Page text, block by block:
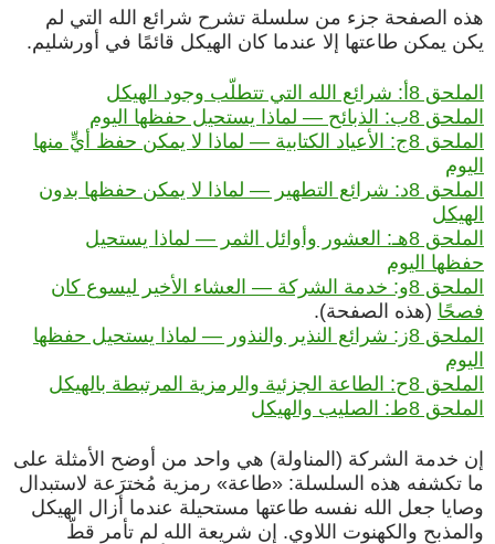
هذه الصفحة جزء من سلسلة تشرح شرائع الله التي لم
يكن يمكن طاعتها إلا عندما كان الهيكل قائمًا في أورشليم.
الملحق 8أ: شرائع الله التي تتطلّب وجود الهيكل
الملحق 8ب: الذبائح — لماذا يستحيل حفظها اليوم
الملحق 8ج: الأعياد الكتابية — لماذا لا يمكن حفظ أيٍّ منها
اليوم
الملحق 8د: شرائع التطهير — لماذا لا يمكن حفظها بدون
الهيكل
الملحق 8هـ: العشور وأوائل الثمر — لماذا يستحيل
حفظها اليوم
الملحق 8و: خدمة الشركة — العشاء الأخير ليسوع كان
فصحًا (هذه الصفحة).
الملحق 8ز: شرائع النذير والنذور — لماذا يستحيل حفظها
اليوم
الملحق 8ح: الطاعة الجزئية والرمزية المرتبطة بالهيكل
الملحق 8ط: الصليب والهيكل
إن خدمة الشركة (المناولة) هي واحد من أوضح الأمثلة على
ما تكشفه هذه السلسلة: «طاعة» رمزية مُخترَعة لاستبدال
وصايا جعل الله نفسه طاعتها مستحيلة عندما أزال الهيكل
والمذبح والكهنوت اللاوي. إن شريعة الله لم تأمر قطّ